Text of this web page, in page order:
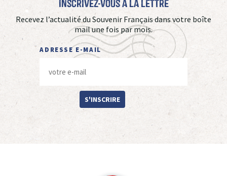
Inscrivez-vous à La Lettre
Recevez l’actualité du Souvenir Français dans votre boîte
mail une fois par mois.
ADRESSE E-MAIL
S'INSCRIRE